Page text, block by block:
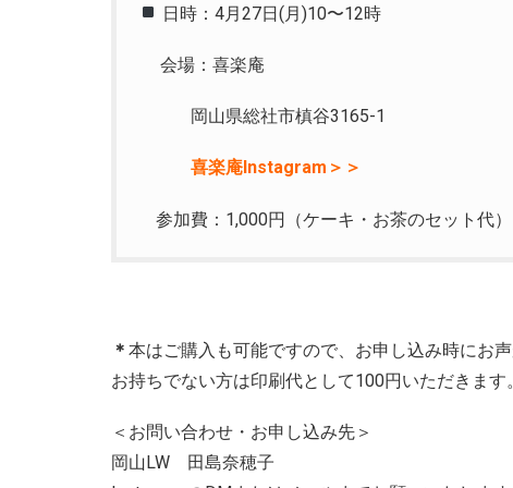
日時：4月27日(月)10〜12時
会場：喜楽庵
岡山県総社市槙谷3165-1
喜楽庵Instagram＞＞
参加費：1,000円（ケーキ・お茶のセット代）
＊ 本はご購入も可能ですので、お申し込み時にお
お持ちでない方は印刷代として100円いただきます。
＜お問い合わせ・お申し込み先＞
岡山LW 田島奈穂子